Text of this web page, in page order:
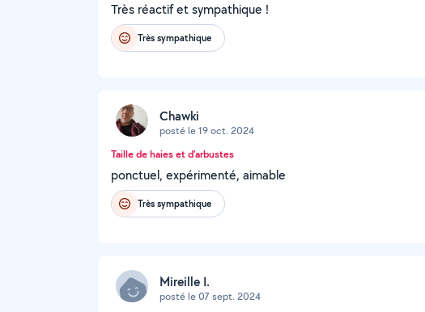
Très réactif et sympathique !
Très sympathique
Chawki
posté le 19 oct. 2024
Taille de haies et d'arbustes
ponctuel, expérimenté, aimable
Très sympathique
Mireille I.
posté le 07 sept. 2024